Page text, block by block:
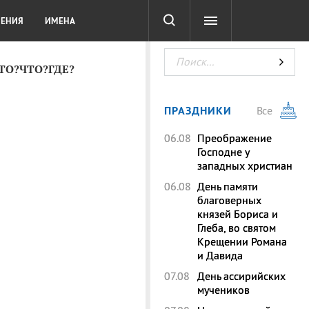
ТЕСТЫ
ИМЕНА
ПРАЗДНИКИ
Все
06.08 Преображение
Господне у
западных христиан
06.08 День памяти
благоверных
князей Бориса и
Глеба, во святом
Крещении Романа
и Давида
07.08 День ассирийских
мучеников